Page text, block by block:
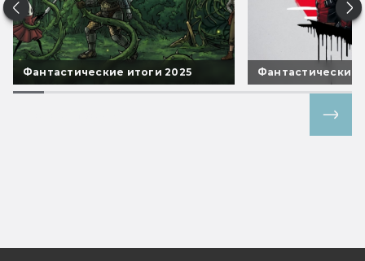
Фантастические итоги 2025 Фантастические